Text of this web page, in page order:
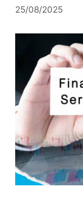
25/08/2025